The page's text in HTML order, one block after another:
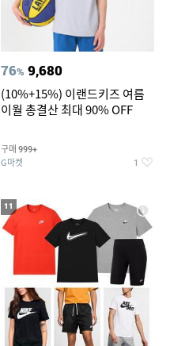
76% 9,680
(10%+15%) 이랜드키즈 여름
이월 총결산 최대 90% OFF
구매 999+
G마켓 1
11